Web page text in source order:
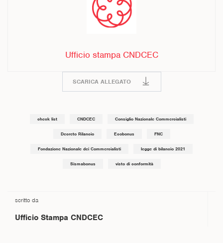
Ufficio stampa CNDCEC
SCARICA ALLEGATO
check list CNDCEC Consiglio Nazionale Commercialisti
Decreto Rilancio Ecobonus FNC
Fondazione Nazionale dei Commercialisti legge di bilancio 2021
Sismabonus visto di conformità
scritto da
Ufficio Stampa CNDCEC